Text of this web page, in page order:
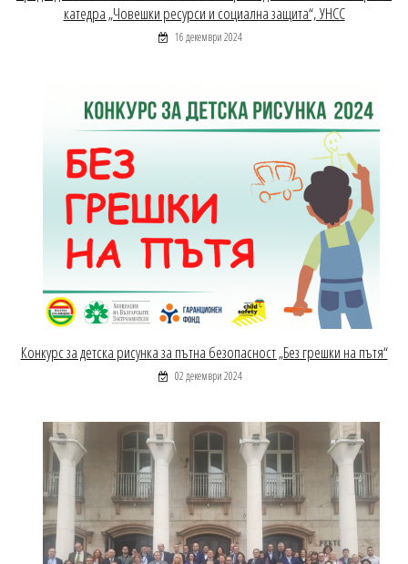
катедра „Човешки ресурси и социална защита“, УНСС
16 декември 2024
Конкурс за детска рисунка за пътна безопасност „Без грешки на пътя“
02 декември 2024